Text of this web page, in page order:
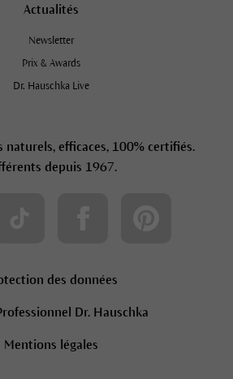
Actualités
Newsletter
Prix & Awards
Dr. Hauschka Live
naturels, efficaces, 100% certifiés.
depuis 1967.
des données
Dr. Hauschka
Mentions légales